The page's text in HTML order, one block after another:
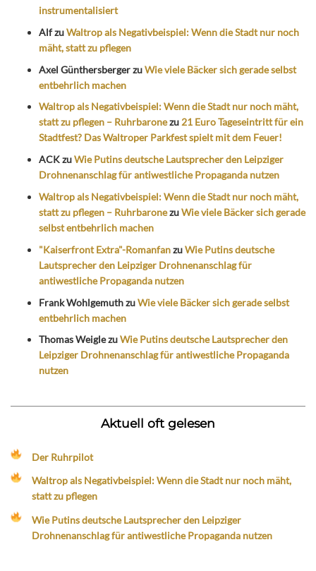
instrumentalisiert
AlfzuWaltrop als Negativbeispiel: Wenn die Stadt nur noch
mäht, statt zu pflegen
Axel GünthersbergerzuWie viele Bäcker sich gerade selbst
entbehrlich machen
Waltrop als Negativbeispiel: Wenn die Stadt nur noch mäht,
statt zu pflegen – Ruhrbaronezu 21 Euro Tageseintritt für ein
Stadtfest? Das Waltroper Parkfest spielt mit dem Feuer!
ACKzuWie Putins deutsche Lautsprecher den Leipziger
Drohnenanschlag für antiwestliche Propaganda nutzen
Waltrop als Negativbeispiel: Wenn die Stadt nur noch mäht,
statt zu pflegen – RuhrbaronezuWie viele Bäcker sich gerade
selbst entbehrlich machen
"Kaiserfront Extra"-RomanfanzuWie Putins deutsche
Lautsprecher den Leipziger Drohnenanschlag für
antiwestliche Propaganda nutzen
Frank WohlgemuthzuWie viele Bäcker sich gerade selbst
entbehrlich machen
Thomas WeiglezuWie Putins deutsche Lautsprecher den
Leipziger Drohnenanschlag für antiwestliche Propaganda
nutzen
Aktuell oft gelesen
Der Ruhrpilot
Waltrop als Negativbeispiel: Wenn die Stadt nur noch mäht,
statt zu pflegen
Wie Putins deutsche Lautsprecher den Leipziger
Drohnenanschlag für antiwestliche Propaganda nutzen